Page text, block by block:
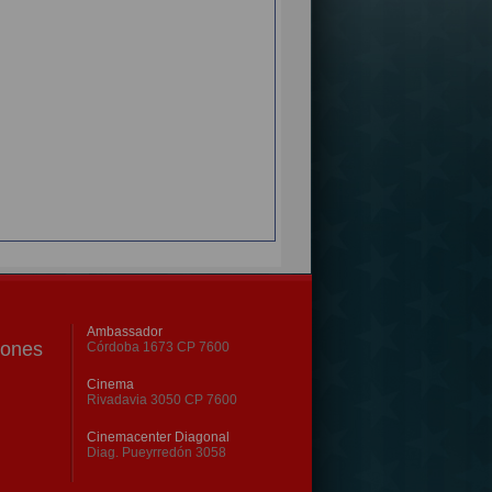
Ambassador
Córdoba 1673 CP 7600
Cinema
Rivadavia 3050 CP 7600
Cinemacenter Diagonal
Diag. Pueyrredón 3058